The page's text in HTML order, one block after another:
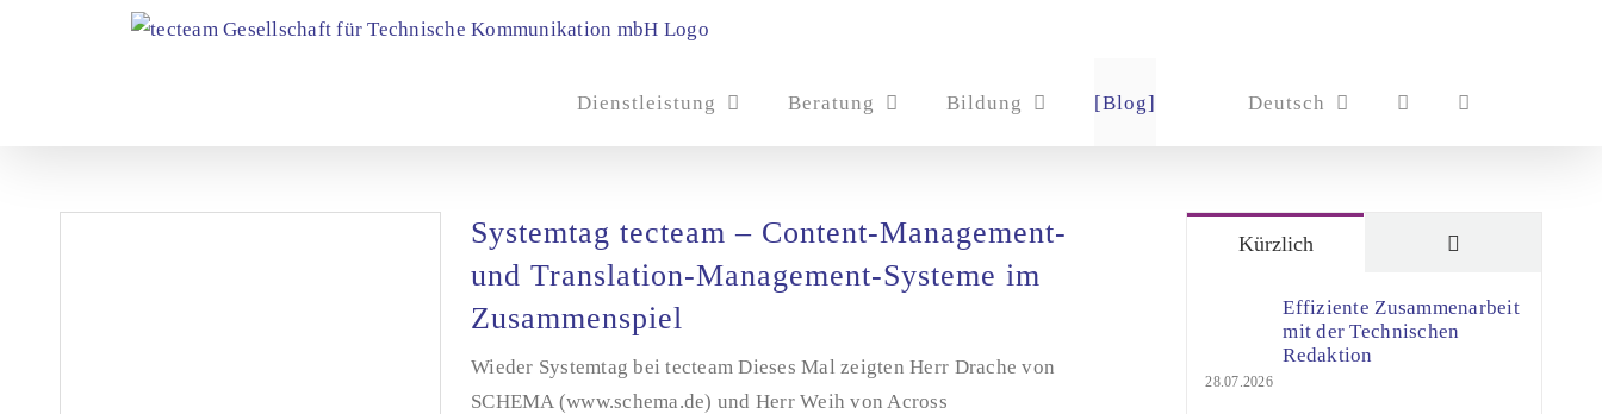
Dienstleistung Beratung Bildung [Blog] Deutsch
Systemtag tecteam – Content-Management-
und Translation-Management-Systeme im
Zusammenspiel
Wieder Systemtag bei tecteam Dieses Mal zeigten Herr Drache von
SCHEMA (www.schema.de) und Herr Weih von Across
Kürzlich
Effiziente Zusammenarbeit
mit der Technischen
Redaktion
28.07.2026